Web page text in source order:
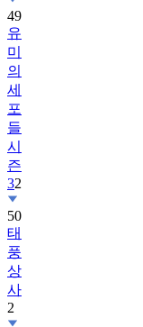
49
유
미
의
세
포
들
시
즌
32
50
태
풍
상
사
2